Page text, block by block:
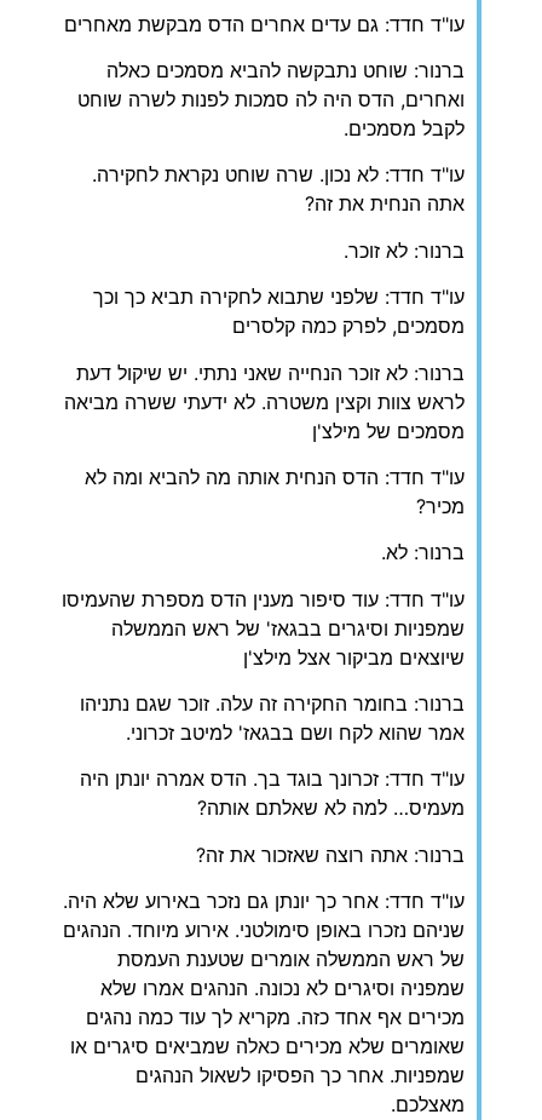
עו"ד חדד: גם עדים אחרים הדס מבקשת מאחרים
ברנור: שוחט נתבקשה להביא מסמכים כאלה
ואחרים, הדס היה לה סמכות לפנות לשרה שוחט
לקבל מסמכים.
עו"ד חדד: לא נכון. שרה שוחט נקראת לחקירה.
אתה הנחית את זה?
ברנור: לא זוכר.
עו"ד חדד: שלפני שתבוא לחקירה תביא כך וכך
מסמכים, לפרק כמה קלסרים
ברנור: לא זוכר הנחייה שאני נתתי. יש שיקול דעת
לראש צוות וקצין משטרה. לא ידעתי ששרה מביאה
מסמכים של מילצ'ן
עו"ד חדד: הדס הנחית אותה מה להביא ומה לא
מכיר?
ברנור: לא.
עו"ד חדד: עוד סיפור מענין הדס מספרת שהעמיסו
שמפניות וסיגרים בבגאז' של ראש הממשלה
שיוצאים מביקור אצל מילצ'ן
ברנור: בחומר החקירה זה עלה. זוכר שגם נתניהו
אמר שהוא לקח ושם בבגאז' למיטב זכרוני.
עו"ד חדד: זכרונך בוגד בך. הדס אמרה יונתן היה
מעמיס… למה לא שאלתם אותה?
ברנור: אתה רוצה שאזכור את זה?
עו"ד חדד: אחר כך יונתן גם נזכר באירוע שלא היה.
שניהם נזכרו באופן סימולטני. אירוע מיוחד. הנהגים
של ראש הממשלה אומרים שטענת העמסת
שמפניה וסיגרים לא נכונה. הנהגים אמרו שלא
מכירים אף אחד כזה. מקריא לך עוד כמה נהגים
שאומרים שלא מכירים כאלה שמביאים סיגרים או
שמפניות. אחר כך הפסיקו לשאול הנהגים
מאצלכם.